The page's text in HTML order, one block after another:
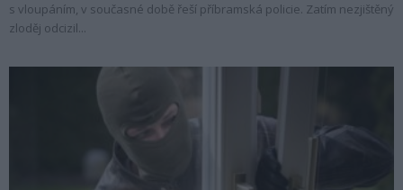
s vloupáním, v současné době řeší příbramská policie. Zatím nezjištěný
zloděj odcizil...